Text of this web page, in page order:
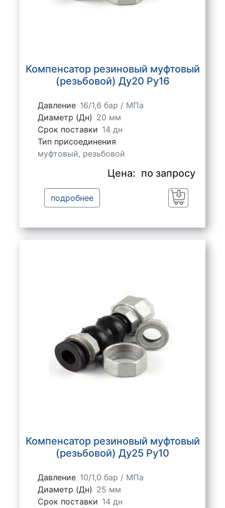
Компенсатор резиновый муфтовый
(резьбовой) Ду20 Ру16
Давление 16/1,6 бар / МПа
Диаметр (Дн) 20 мм
Срок поставки 14 дн
Тип присоединения
муфтовый, резьбовой
Цена: по запросу
подробнее
Заказать
Компенсатор резиновый муфтовый
(резьбовой) Ду25 Ру10
Давление 10/1,0 бар / МПа
Диаметр (Дн) 25 мм
Срок поставки 14 дн